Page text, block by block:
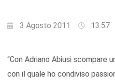
3 Agosto 2011 13:57
“Con Adriano Abiusi scompare
con il quale ho condiviso